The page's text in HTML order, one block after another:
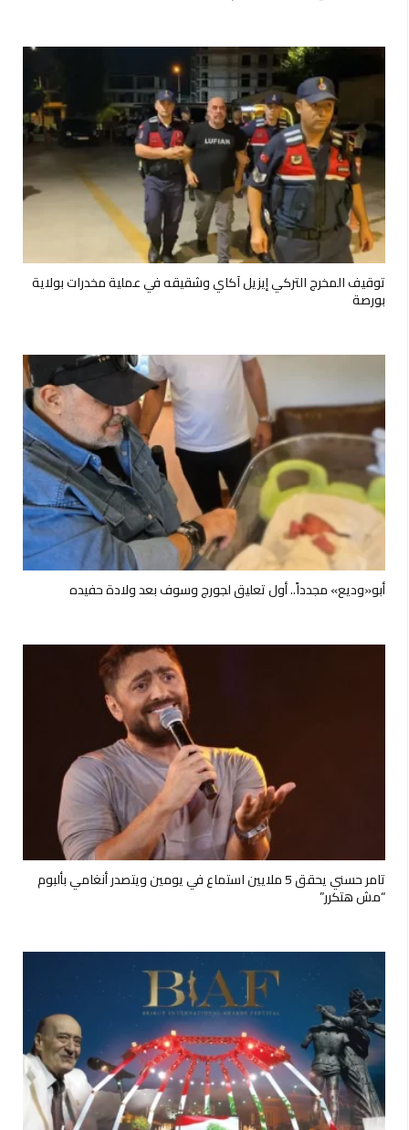
توقيف المخرج التركي إيزيل آكاي وشقيقه في عملية مخدرات بولاية
بورصة
أبو«وديع» مجدداً.. أول تعليق لجورج وسوف بعد ولادة حفيده
تامر حسني يحقق 5 ملايين استماع في يومين ويتصدر أنغامي بألبوم
“مش هتكرر”